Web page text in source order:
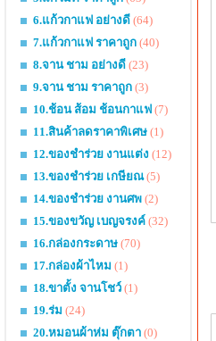
6.แก้วกาแฟ อย่างดี (64)
7.แก้วกาแฟ ราคาถูก (40)
8.จาน ชาม อย่างดี (23)
9.จาน ชาม ราคาถูก (3)
10.ช้อน ส้อม ช้อนกาแฟ (7)
11.สินค้าลดราคาพิเศษ (1)
12.ของชำร่วย งานแต่ง (12)
13.ของชำร่วย เกษียณ(5)
14.ของชำร่วย งานศพ (2)
15.ของขวัญ เบญจรงค์ (32)
16.กล่องกระดาษ (70)
17.กล่องผ้าไหม (1)
18.ขาตั้ง จานโชว์ (1)
19.ร่ม (24)
20.หมอนผ้าห่ม ตุ๊กตา (0)